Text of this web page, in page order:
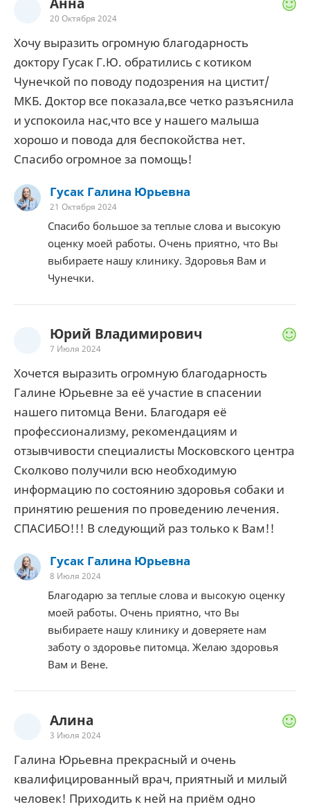
Анна
20 Октября 2024
Хочу выразить огромную благодарность
доктору Гусак Г.Ю. обратились с котиком
Чунечкой по поводу подозрения на цистит/
МКБ. Доктор все показала,все четко разъяснила
и успокоила нас,что все у нашего малыша
хорошо и повода для беспокойства нет.
Спасибо огромное за помощь!
Гусак Галина Юрьевна
21 Октября 2024
Спасибо большое за теплые слова и высокую
оценку моей работы. Очень приятно, что Вы
выбираете нашу клинику. Здоровья Вам и
Чунечки.
Юрий Владимирович
7 Июля 2024
Хочется выразить огромную благодарность
Галине Юрьевне за её участие в спасении
нашего питомца Вени. Благодаря её
профессионализму, рекомендациям и
отзывчивости специалисты Московского центра
Сколково получили всю необходимую
информацию по состоянию здоровья собаки и
принятию решения по проведению лечения.
СПАСИБО!!! В следующий раз только к Вам!!
Гусак Галина Юрьевна
8 Июля 2024
Благодарю за теплые слова и высокую оценку
моей работы. Очень приятно, что Вы
выбираете нашу клинику и доверяете нам
заботу о здоровье питомца. Желаю здоровья
Вам и Вене.
Алина
3 Июля 2024
Галина Юрьевна прекрасный и очень
квалифицированный врач, приятный и милый
человек! Приходить к ней на приём одно